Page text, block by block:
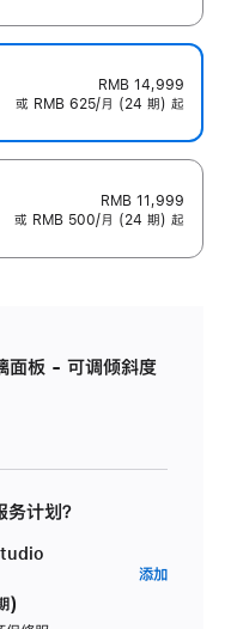
RMB 14,999
或 RMB 625/月 (24 期) 起
RMB 11,999
或 RMB 500/月 (24 期) 起
板 - 可调倾斜度
计划？
)
添加